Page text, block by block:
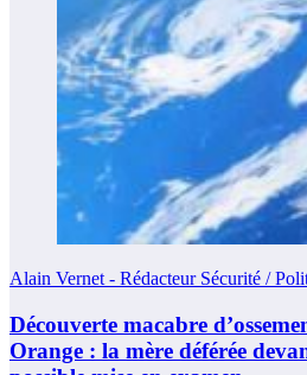
Alain Vernet - Rédacteur Sécurité /
Découverte macabre
Orange : la mère déférée